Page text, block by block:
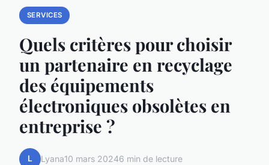
SERVICES
Quels critères pour choisir
un partenaire en recyclage
des équipements
électroniques obsolètes en
entreprise ?
L Lyana10 mars 20246 min de lecture